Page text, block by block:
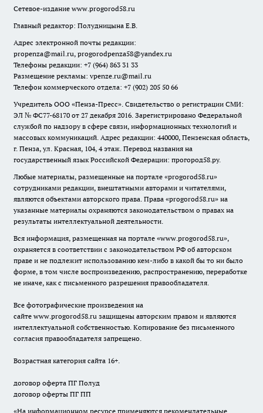
Сетевое-издание www.progorod58.ru
Главный редактор: Полудницына Е.В.
Адрес электронной почты редакции:
propenza@mail.ru, progorodpenza58@yandex.ru
Телефоны редакции: +7 (964) 863 31 33
Размещение рекламы: vpenze.ru@mail.ru
Телефон коммерческого отдела: +7 (902) 205 50 66
Учредитель ООО «Пенза-Пресс». Свидетельство о регистрации СМИ:
ЭЛ № ФС77-68170 от 27 декабря 2016. Зарегистрировано Федеральной
службой по надзору в сфере связи, информационных технологий и
массовых коммуникаций. Адрес редакции: 440000, Пензенская область,
г. Пенза, ул. Красная, 104, 4 этаж. Перевод названия на
государственный язык Российской Федерации: прогород58.ру.
Любые материалы, размещенные на портале «progorod58.ru»
сотрудниками редакции, внештатными авторами и читателями,
являются объектами авторского права. Права «progorod58.ru» на
указанные материалы охраняются законодательством о правах на
результаты интеллектуальной деятельности.
Вся информация, размещенная на портале «www.progorod58.ru»,
охраняется в соответствии с законодательством РФ об авторском
праве и не подлежит использованию кем-либо в какой бы то ни было
форме, в том числе воспроизведению, распространению, переработке
не иначе, как с письменного разрешения правообладателя.
Все фотографические произведения на
сайте www.progorod58.ru защищены авторским правом и являются
интеллектуальной собственностью. Копирование без письменного
согласия правообладателя запрещено.
Возрастная категория сайта 16+.
договор оферта ПГ Полуд
договор оферты ПГ ПП
«На информационном ресурсе применяются рекомендательные